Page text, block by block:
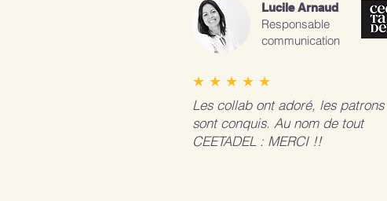
Les collab ont adoré, les patrons
sont conquis. Au nom de tout
CEETADEL : MERCI !!
★ ★ ★ ★ ★
Lucile Arnaud
Responsable
communication